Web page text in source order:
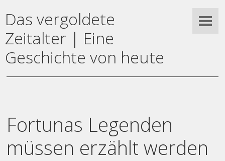
Das vergoldete
Zeitalter | Eine
Geschichte von heute
Fortunas Legenden
müssen erzählt werden